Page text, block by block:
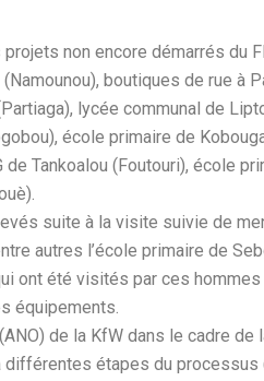
non encore démarrés du
boutiques de rue à
lycée communal de
école primaire de
Tankoalou (Foutouri), école
suite à la visite suivie de
autres l’école primaire de
ont été visités par ces
équipements.
de la KfW dans le cadre
étapes du processus